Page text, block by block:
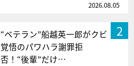
2026.08.05
2
“ベテラン”船越英一郎がクビ
覚悟のパワハラ謝罪拒
否！“後輩”だけ…